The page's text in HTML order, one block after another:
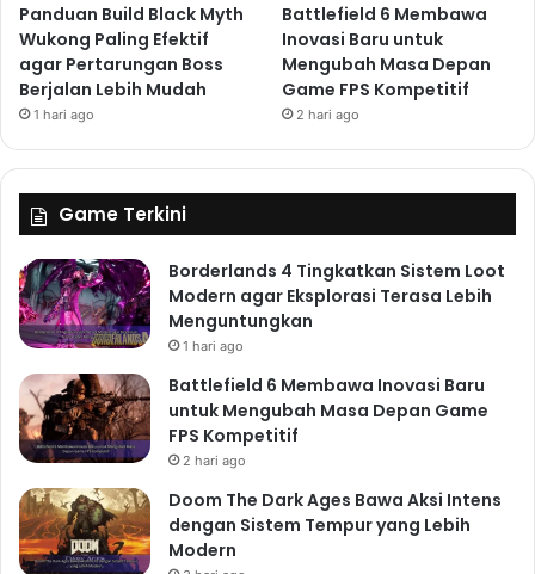
Panduan Build Black Myth
Wukong Paling Efektif
agar Pertarungan Boss
Berjalan Lebih Mudah
1 hari ago
Battlefield 6 Membawa
Inovasi Baru untuk
Mengubah Masa Depan
Game FPS Kompetitif
2 hari ago
Game Terkini
Borderlands 4 Tingkatkan Sistem Loot
Modern agar Eksplorasi Terasa Lebih
Menguntungkan
1 hari ago
Battlefield 6 Membawa Inovasi Baru
untuk Mengubah Masa Depan Game
FPS Kompetitif
2 hari ago
Doom The Dark Ages Bawa Aksi Intens
dengan Sistem Tempur yang Lebih
Modern